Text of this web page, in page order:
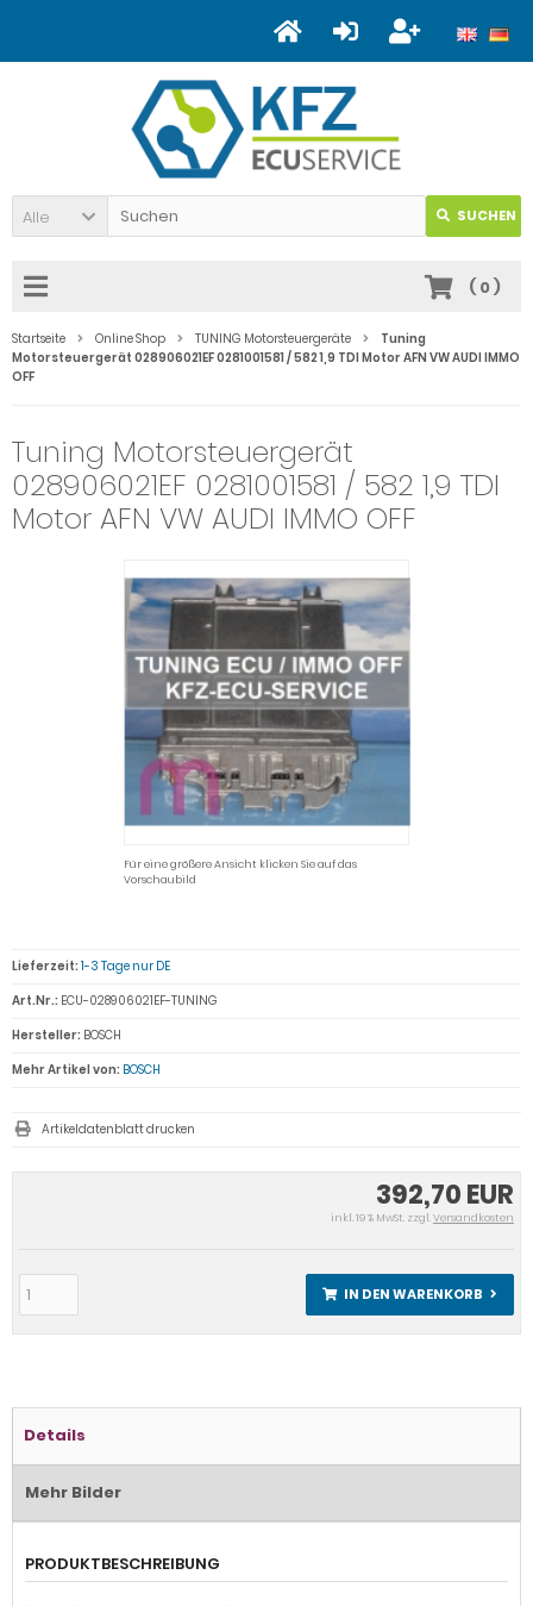
Alle SUCHEN
( 0)
Startseite Online Shop TUNING Motorsteuergeräte
Tuning
Motorsteuergerät 028906021EF 0281001581 / 582 1,9 TDI Motor AFN VW AUDI IMMO
OFF
Tuning Motorsteuergerät
028906021EF 0281001581 / 582 1,9 TDI
Motor AFN VW AUDI IMMO OFF
Für eine größere Ansicht klicken Sie auf das
Vorschaubild
392,70 EUR
inkl. 19 % MwSt. zzgl.Versandkosten
IN DEN WARENKORB
Lieferzeit: 1-3 Tage nur DE
Art.Nr.: ECU-028906021EF-TUNING
Hersteller: BOSCH
Mehr Artikel von: BOSCH
Artikeldatenblatt drucken
Details
Mehr Bilder
PRODUKTBESCHREIBUNG